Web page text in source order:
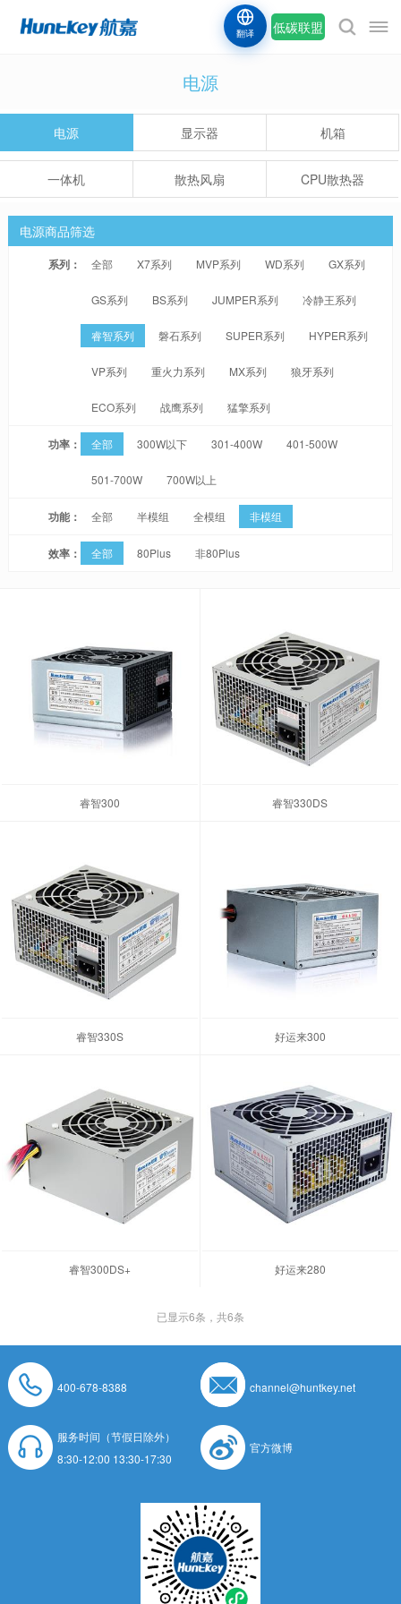
低碳联盟
翻译
电源
电源 显示器 机箱
一体机 散热风扇 CPU散热器
电源商品筛选
系列： 全部 X7系列 MVP系列 WD系列 GX系列
GS系列 BS系列 JUMPER系列 冷静王系列
睿智系列 磐石系列 SUPER系列 HYPER系列
VP系列 重火力系列 MX系列 狼牙系列
ECO系列 战鹰系列 猛擎系列
功率： 全部 300W以下 301-400W 401-500W
501-700W 700W以上
功能： 全部 半模组 全模组 非模组
效率： 全部 80Plus 非80Plus
睿智300 睿智330DS
睿智330S 好运来300
睿智300DS+ 好运来280
已显示6条，共6条
400-678-8388 channel@huntkey.net
服务时间（节假日除外）
8:30-12:00 13:30-17:30
官方微博